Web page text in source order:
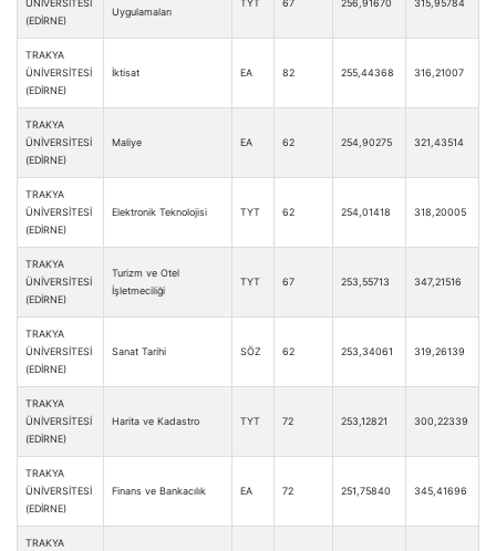
ÜNİVERSİTESİ
(EDİRNE)
Uygulamaları
TYT 67 256,91670 315,95784
TRAKYA
ÜNİVERSİTESİ
(EDİRNE)
İktisat EA 82 255,44368 316,21007
TRAKYA
ÜNİVERSİTESİ
(EDİRNE)
Maliye EA 62 254,90275 321,43514
TRAKYA
ÜNİVERSİTESİ
(EDİRNE)
Elektronik Teknolojisi TYT 62 254,01418 318,20005
TRAKYA
ÜNİVERSİTESİ
(EDİRNE)
Turizm ve Otel
İşletmeciliği
TYT 67 253,55713 347,21516
TRAKYA
ÜNİVERSİTESİ
(EDİRNE)
Sanat Tarihi SÖZ 62 253,34061 319,26139
TRAKYA
ÜNİVERSİTESİ
(EDİRNE)
Harita ve Kadastro TYT 72 253,12821 300,22339
TRAKYA
ÜNİVERSİTESİ
(EDİRNE)
Finans ve Bankacılık EA 72 251,75840 345,41696
TRAKYA